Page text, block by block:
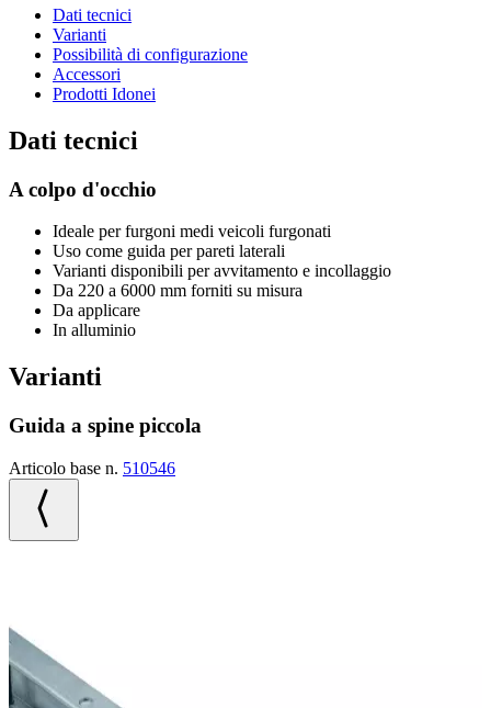
Dati tecnici
Varianti
Possibilità di configurazione
Accessori
Prodotti Idonei
Dati tecnici
A colpo d'occhio
Ideale per furgoni medi veicoli furgonati
Uso come guida per pareti laterali
Varianti disponibili per avvitamento e incollaggio
Da 220 a 6000 mm forniti su misura
Da applicare
In alluminio
Varianti
Guida a spine piccola
Articolo base n. 510546